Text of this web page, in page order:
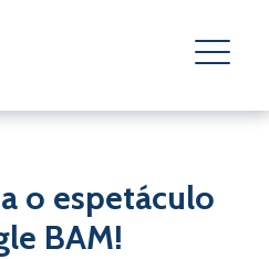
o espetáculo
BAM!